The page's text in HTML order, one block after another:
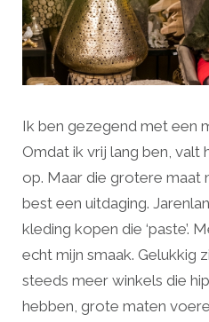
Ik ben gezegend met een
Omdat ik vrij lang ben, valt
op. Maar die grotere maat
best een uitdaging.
kleding kopen die ‘paste’.
echt mijn smaak. Gelukkig
steeds meer winkels die
hebben, grote maten